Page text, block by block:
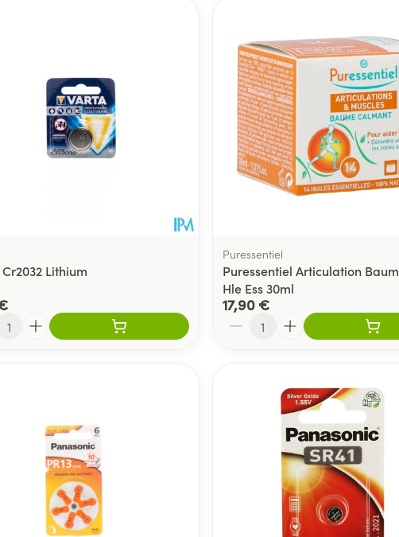
les valeurs minimales et maximales du prix.
Lithium
Puressentiel
Puressentiel Articulation
Hle Ess 30ml
17,90 €
Quantité